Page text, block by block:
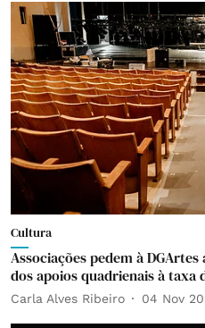
Cultura
Associações pedem à
dos apoios quadrienais à taxa
Carla Alves Ribeiro 04 Nov